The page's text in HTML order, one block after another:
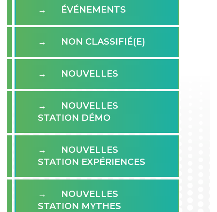
ÉVÉNEMENTS
NON CLASSIFIÉ(E)
NOUVELLES
NOUVELLES
STATION DÉMO
NOUVELLES
STATION EXPÉRIENCES
NOUVELLES
STATION MYTHES